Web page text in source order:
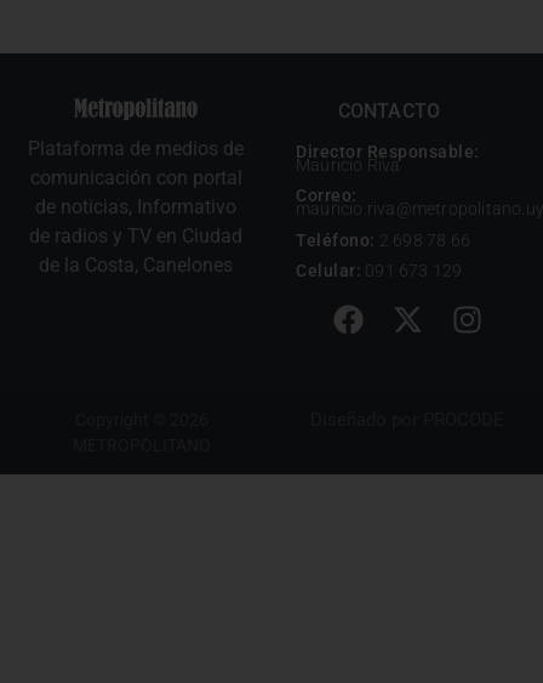
Plataforma de medios de
comunicación con portal
de noticias, Informativo
de radios y TV en Ciudad
de la Costa, Canelones
CONTACTO
Director Responsable:
Mauricio Riva
Correo:
mauricio.riva@metropolitano.uy
Teléfono: 2 698 78 66
Celular: 091 673 129